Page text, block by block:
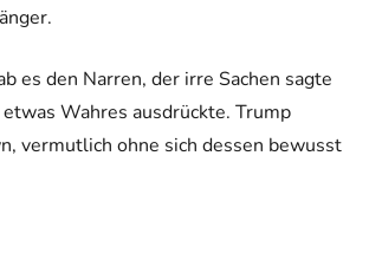
es den Narren, der irre Sachen sagte
Wahres ausdrückte. Trump
vermutlich ohne sich dessen bewusst